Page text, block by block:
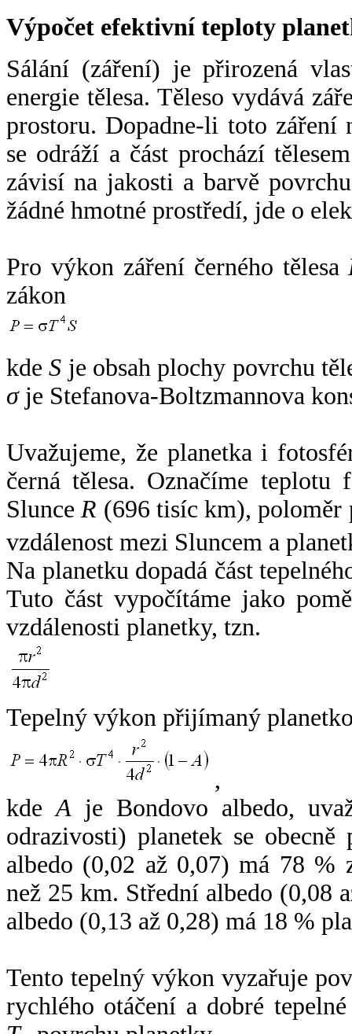
Výpočet efektivní teploty
Sálání (záření) je přirozená
energie tělesa. Těleso vydává
prostoru. Dopadne-li toto záření
se odráží a část prochází
závisí na jakosti a barvě
žádné hmotné prostředí, jde o
Pro výkon záření černého tělesa
zákon
kdeS je obsah plochy povrchu
σje Stefanova-Boltzmannova
Uvažujeme, že planetka i
černá tělesa. Označíme
SlunceR (696 tisíc km),
vzdálenost mezi Sluncem a
Na planetku dopadá část
Tuto část vypočítáme jako
vzdálenosti planetky, tzn.
Tepelný výkon přijímaný
,
kdeA je Bondovo albedo,
odrazivosti) planetek se
albedo (0,02 až 0,07) má 78 %
než 25 km. Střední albedo (0,08
albedo (0,13 až 0,28) má 18 %
Tento tepelný výkon vyzařuje
rychlého otáčení a dobré